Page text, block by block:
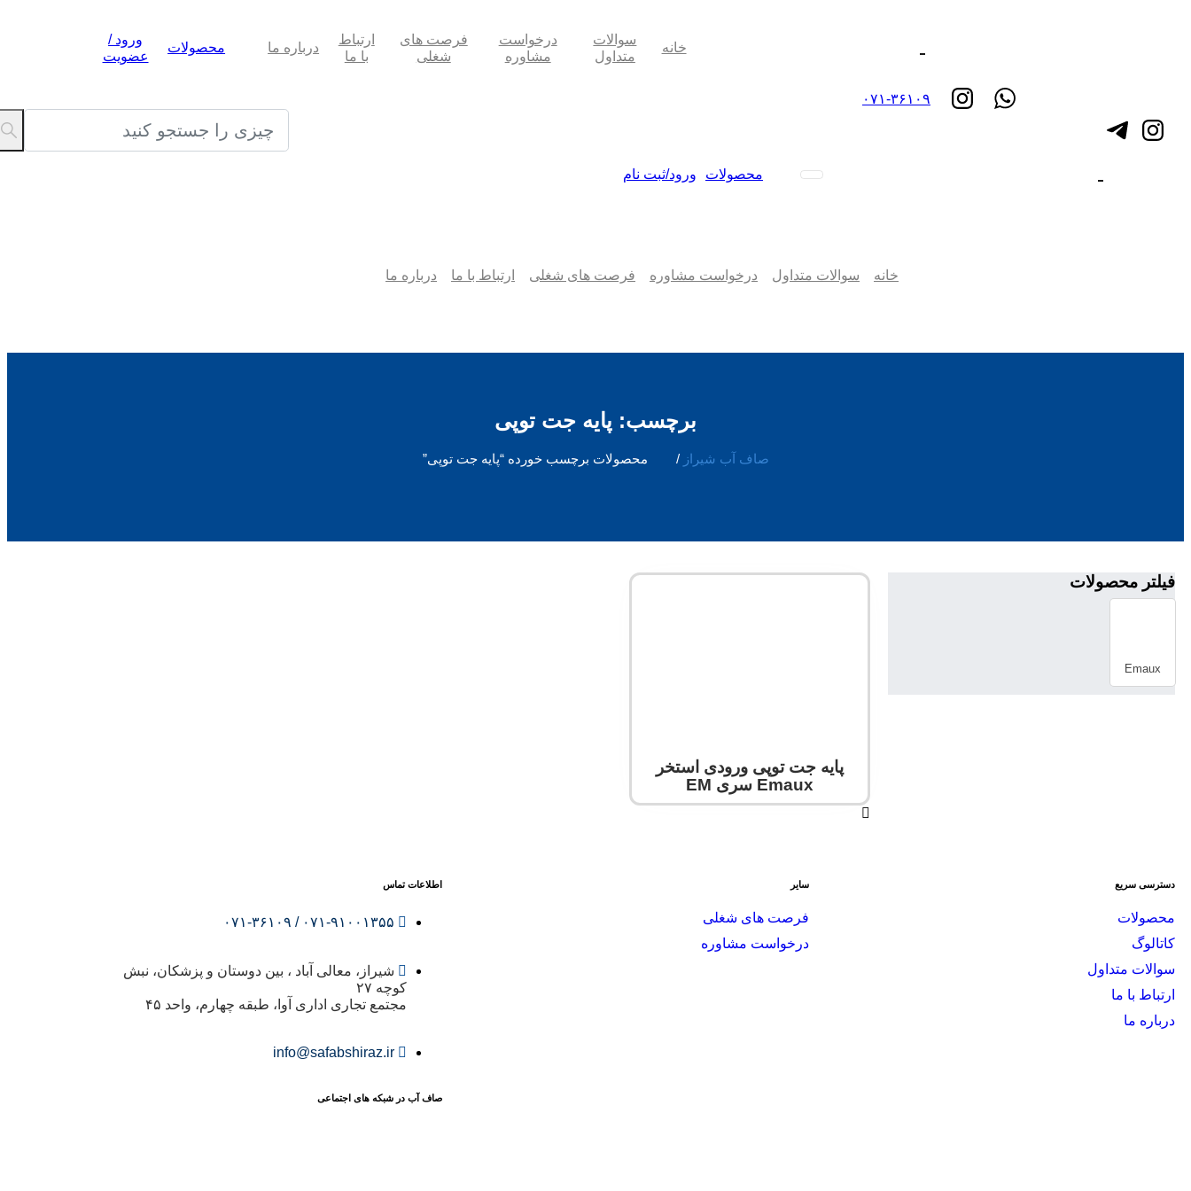
خانه
سوالات
متداول
درخواست
مشاوره
فرصت های
شغلی
ارتباط
با ما
درباره‌ ما محصولات
ورود /
عضویت
۰۷۱-۳۶۱۰۹
محصولات ورود/ثبت نام
خانه سوالات متداول درخواست مشاوره فرصت های شغلی ارتباط با ما درباره‌ ما
برچسب: پایه جت توپی
صاف آب شیراز / محصولات برچسب خورده “پایه جت توپی”
فیلتر محصولات
Emaux
پایه جت توپی ورودی استخر
Emaux سری EM
دسترسی سریع
محصولات
کاتالوگ
سوالات متداول
ارتباط با ما
درباره ما
سایر
فرصت های شغلی
درخواست مشاوره
اطلاعاتتماس
۰۷۱-۹۱۰۰۱۳۵۵ / ۰۷۱-۳۶۱۰۹
شیراز، معالی آباد ، بین دوستان و پزشکان، نبش
کوچه ۲۷
مجتمع تجاری اداری آوا، طبقه چهارم، واحد ۴۵
info@safabshiraz.ir
صاف آب در شبکه های اجتماعی